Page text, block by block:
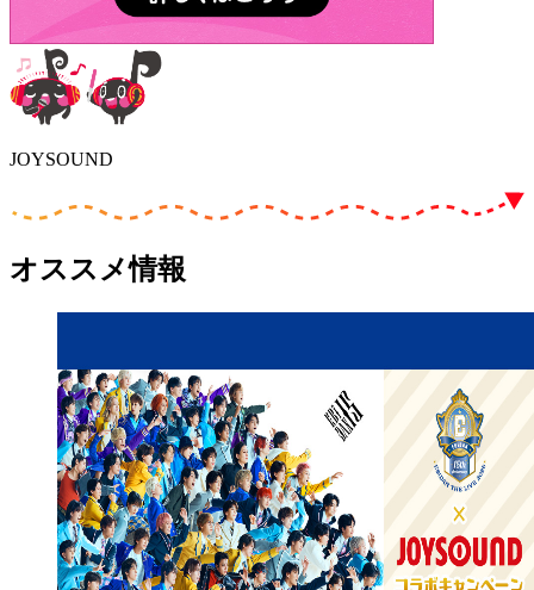
JOYSOUND
オススメ情報